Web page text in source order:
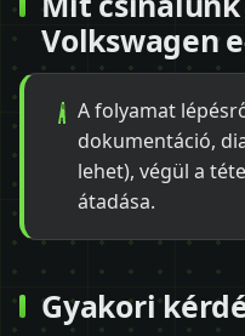
Volkswagen
A folyamat
dokumentáció,
lehet), végül a
átadása.
Gyakori